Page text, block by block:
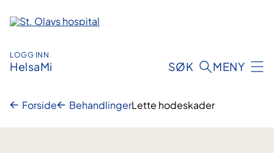
innhold
LOGG INN
HelsaMi SØK MENY
Forside BehandlingerLette hodeskader